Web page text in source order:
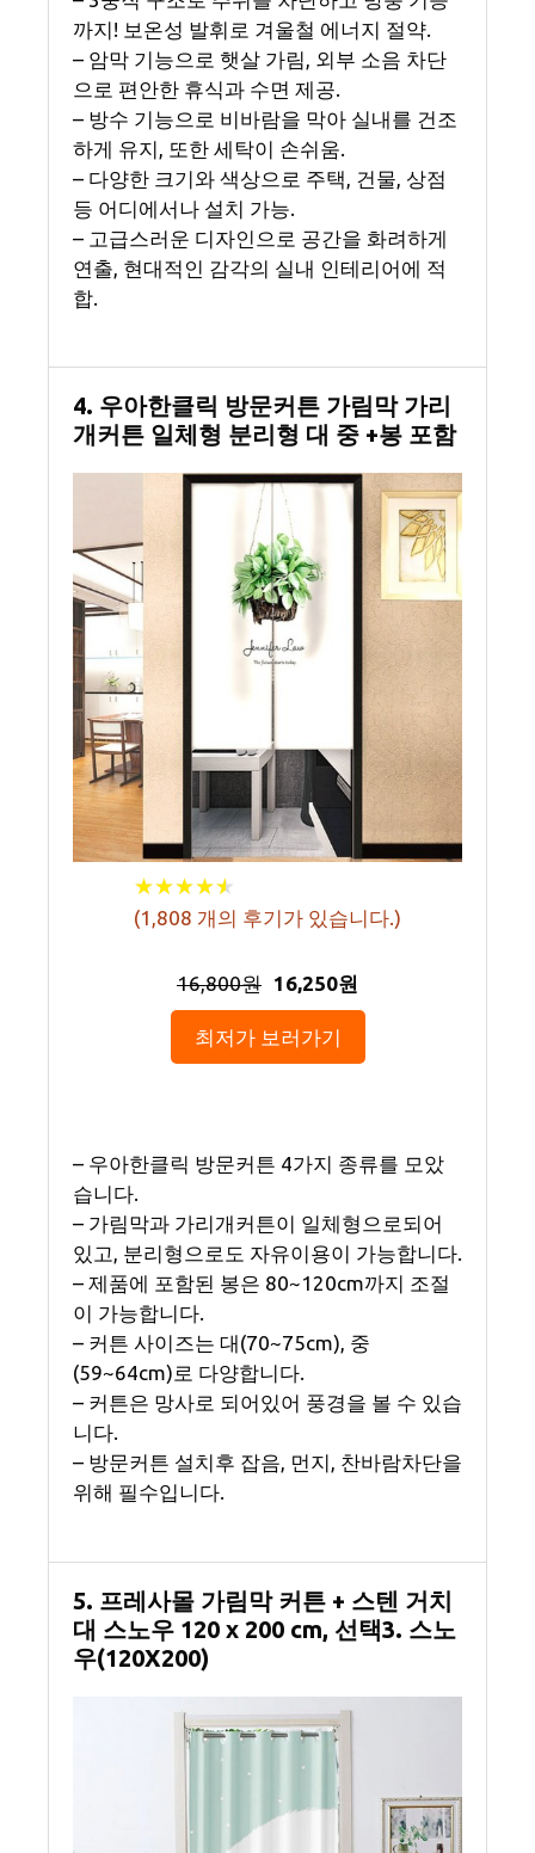
까지! 보온성 발휘로 겨울철 에너지 절약.
– 암막 기능으로 햇살 가림, 외부 소음 차단
으로 편안한 휴식과 수면 제공.
– 방수 기능으로 비바람을 막아 실내를 건조
하게 유지, 또한 세탁이 손쉬움.
– 다양한 크기와 색상으로 주택, 건물, 상점
등 어디에서나 설치 가능.
– 고급스러운 디자인으로 공간을 화려하게
연출, 현대적인 감각의 실내 인테리어에 적
합.
4. 우아한클릭 방문커튼 가림막 가리
개커튼 일체형 분리형 대 중 +봉 포함
★★★★★
★★★★★
(1,808 개의 후기가 있습니다.)
16,800원 16,250원
최저가 보러가기
– 우아한클릭 방문커튼 4가지 종류를 모았
습니다.
– 가림막과 가리개커튼이 일체형으로되어
있고, 분리형으로도 자유이용이 가능합니다.
– 제품에 포함된 봉은 80~120cm까지 조절
이 가능합니다.
– 커튼 사이즈는 대(70~75cm), 중
(59~64cm)로 다양합니다.
– 커튼은 망사로 되어있어 풍경을 볼 수 있습
니다.
– 방문커튼 설치후 잡음, 먼지, 찬바람차단을
위해 필수입니다.
5. 프레사몰 가림막 커튼 + 스텐 거치
대 스노우 120 x 200 cm, 선택3. 스노
우(120X200)